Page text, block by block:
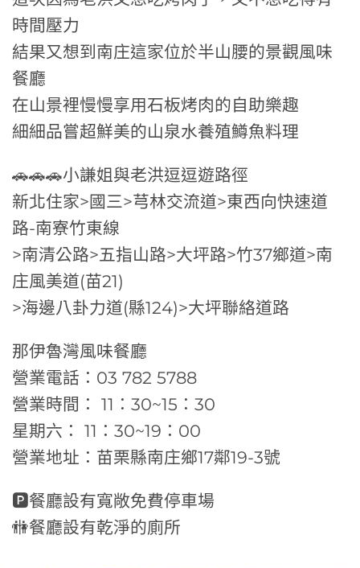
時間壓力
結果又想到南庄這家位於半山腰的景觀風味
餐廳
在山景裡慢慢享用石板烤肉的自助樂趣
細細品嘗超鮮美的山泉水養殖鱒魚料理
🚗🚗🚗小謙姐與老洪逗逗遊路徑
新北住家>國三>芎林交流道>東西向快速道
路-南寮竹東線
>南清公路>五指山路>大坪路>竹37鄉道>南
庄風美道(苗21)
>海邊八卦力道(縣124)>大坪聯絡道路
那伊魯灣風味餐廳
營業電話：03 782 5788
營業時間： 11：30~15：30
星期六： 11：30~19：00
營業地址：苗栗縣南庄鄉17鄰19-3號
🅿餐廳設有寬敞免費停車場
🚻餐廳設有乾淨的廁所